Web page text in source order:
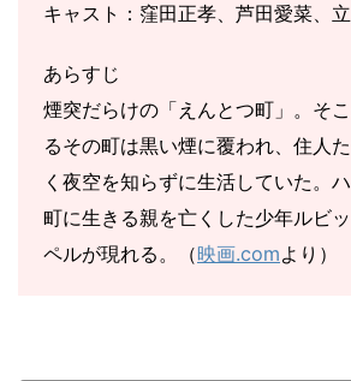
キャスト：窪田正孝、芦田愛菜、
あらすじ
煙突だらけの「えんとつ町」。そ
るその町は黒い煙に覆われ、住人
く夜空を知らずに生活していた。
町に生きる親を亡くした少年ルビ
ペルが現れる。（映画.comより）